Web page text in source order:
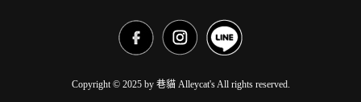
Copyright © 2025 by 巷貓 Alleycat's All rights reserved.